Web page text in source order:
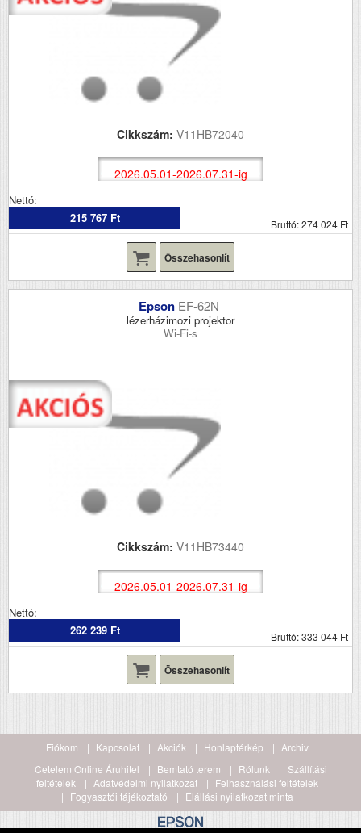
Cikkszám: V11HB72040
2026.05.01-2026.07.31-ig
Nettó:
215 767 Ft
Bruttó: 274 024 Ft
Összehasonlít
Epson EF-62N
lézerházimozi projektor
Wi-Fi-s
Cikkszám: V11HB73440
2026.05.01-2026.07.31-ig
Nettó:
262 239 Ft
Bruttó: 333 044 Ft
Összehasonlít
Fiókom Kapcsolat Akciók Honlaptérkép
Archiv
Cetelem Online Áruhitel
Bemtató terem Rólunk
Szállítási
feltételek
Adatvédelmi nyilatkozat
Felhasználási feltételek
Fogyasztói tájékoztató
Elállási nyilatkozat minta